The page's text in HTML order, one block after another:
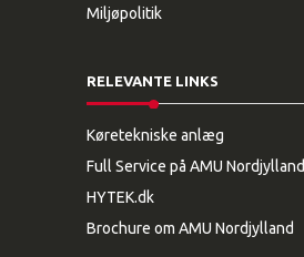
Miljøpolitik
RELEVANTE LINKS
Køretekniske anlæg
Full Service på AMU Nordjylland
HYTEK.dk
Brochure om AMU Nordjylland